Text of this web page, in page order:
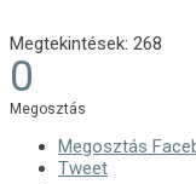
Megtekintések: 268
0
Megosztás
Megosztás
Tweet